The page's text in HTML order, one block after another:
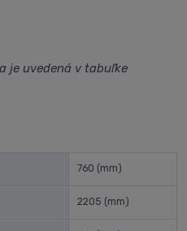
je uvedená v tabuľke
760 (mm)
2205 (mm)